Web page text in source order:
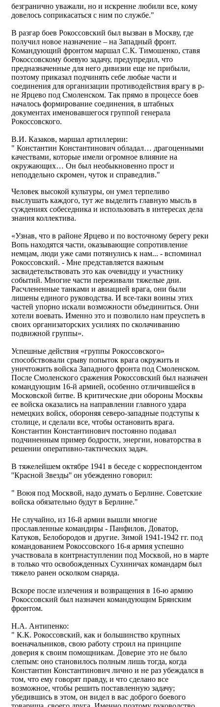
безгранично уважали, но и искренне любили все, кому
довелось соприкасаться с ним по службе."
В разгар боев Рокоссовский был вызван в Москву, где
получил новое назначение – на Западный фронт.
Командующий фронтом маршал С.К. Тимошенко, ставя
Рокоссовскому боевую задачу, предупредил, что
предназначенные для него дивизии еще не прибыли,
поэтому приказал подчинять себе любые части и
соединения для организации противодействия врагу в р-
не Ярцево под Смоленском. Так прямо в процессе боев
началось формирование соединения, в штабных
документах именовавшегося группой генерала
Рокоссовского.
В.И. Казаков, маршал артиллерии:
" Константин Константинович обладал… драгоценными
качествами, которые имели огромное влияние на
окружающих… Он был необыкновенно прост и
неподдельно скромен, чуток и справедлив."
Человек высокой культуры, он умел терпеливо
выслушать каждого, тут же выделить главную мысль в
суждениях собеседника и использовать в интересах дела
знания коллектива.
«Узнав, что в районе Ярцево и по восточному берегу реки
Вопь находятся части, оказывающие сопротивление
немцам, люди уже сами потянулись к нам... - вспоминал
Рокоссовский. - Мне представляется важным
засвидетельствовать это как очевидцу и участнику
событий. Многие части переживали тяжелые дни.
Расчлененные танками и авиацией врага, они были
лишены единого руководства. И все-таки воины этих
частей упорно искали возможности объединиться. Они
хотели воевать. Именно это и позволило нам преуспеть в
своих организаторских усилиях по сколачиванию
подвижной группы».
Успешные действия «группы Рокоссовского»
способствовали срыву попыток врага окружить и
уничтожить войска Западного фронта под Смоленском.
После Смоленского сражения Рокоссовский был назначен
командующим 16-й армией, особенно отличившейся в
Московской битве. В критические дни обороны Москвы
ее войска оказались на направлении главного удара
немецких войск, обороняя северо-западные подступы к
столице, и сделали все, чтобы остановить врага.
Константин Константинович постоянно подавал
подчиненным пример бодрости, энергии, новаторства в
решении оперативно-тактических задач.
В тяжелейшем октябре 1941 в беседе с корреспондентом
''Красной Звезды'' он убежденно говорил:
" Воюя под Москвой, надо думать о Берлине. Советские
войска обязательно будут в Берлине."
Не случайно, из 16-й армии вышли многие
прославленные командиры - Панфилов, Доватор,
Катуков, Белобородов и другие. Зимой 1941-1942 гг. под
командованием Рокоссовского 16-я армия успешно
участвовала в контрнаступлении под Москвой, но в марте
в только что освобожденных Сухиничах командарм был
тяжело ранен осколком снаряда.
Вскоре после излечения и возвращения в 16-ю армию
Рокоссовский был назначен командующим Брянским
фронтом.
Н.А. Антипенко:
" К.К. Рокоссовский, как и большинство крупных
военачальников, свою работу строил на принципе
доверия к своим помощникам. Доверие это не было
слепым: оно становилось полным лишь тогда, когда
Константин Константинович лично и не раз убеждался в
том, что ему говорят правду, и что сделано все
возможное, чтобы решить поставленную задачу;
убедившись в этом, он видел в вас доброго боевого